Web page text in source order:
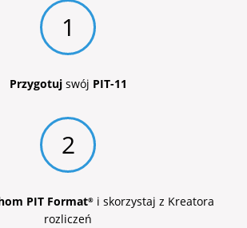
1
Przygotujswój PIT-11
2
PIT Format® i skorzystaj z Kreatora
rozliczeń